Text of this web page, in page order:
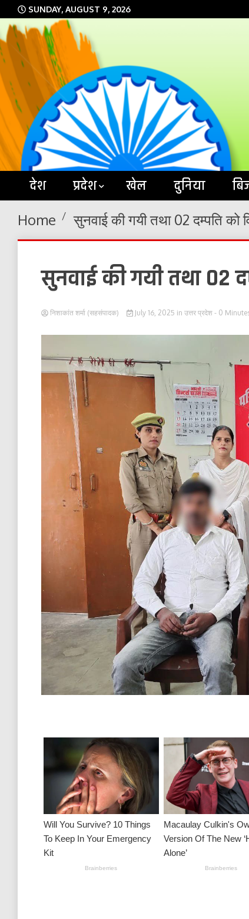
Skip
to
content
SUNDAY, AUGUST 9, 2026
देश प्रदेश खेल दुनिया
Home सुनवाई की गयी तथा 02 दम्पति को
सुनवाई की गयी तथा 02
निशाकांत शर्मा (सहसंपादक) July 16, 2025 in उत्तर प्रदेश - 0